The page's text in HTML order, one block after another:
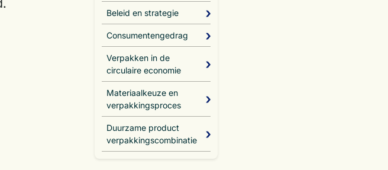
Beleid en strategie
Consumentengedrag
Verpakken in de
circulaire economie
Materiaalkeuze en
verpakkingsproces
Duurzame product
verpakkingscombinatie